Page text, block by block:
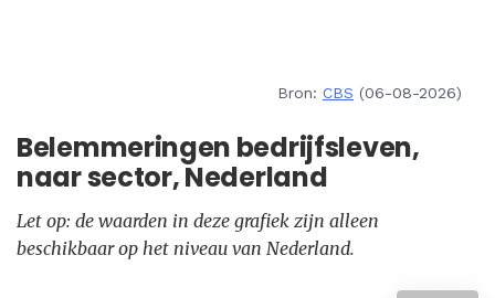
Bron: CBS (06-08-2026)
Belemmeringen bedrijfsleven,
naar sector, Nederland
Let op: de waarden in deze grafiek zijn alleen
beschikbaar op het niveau van Nederland.